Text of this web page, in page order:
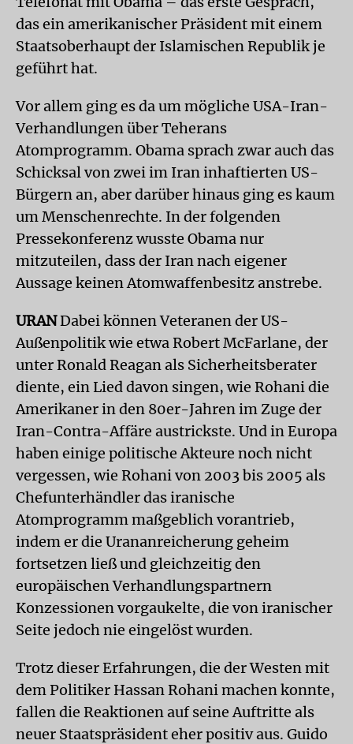
das ein amerikanischer Präsident mit einem
Staatsoberhaupt der Islamischen Republik je
geführt hat.
Vor allem ging es da um mögliche USA-Iran-
Verhandlungen über Teherans
Atomprogramm. Obama sprach zwar auch das
Schicksal von zwei im Iran inhaftierten US-
Bürgern an, aber darüber hinaus ging es kaum
um Menschenrechte. In der folgenden
Pressekonferenz wusste Obama nur
mitzuteilen, dass der Iran nach eigener
Aussage keinen Atomwaffenbesitz anstrebe.
URANDabei können Veteranen der US-
Außenpolitik wie etwa Robert McFarlane, der
unter Ronald Reagan als Sicherheitsberater
diente, ein Lied davon singen, wie Rohani die
Amerikaner in den 80er-Jahren im Zuge der
Iran-Contra-Affäre austrickste. Und in Europa
haben einige politische Akteure noch nicht
vergessen, wie Rohani von 2003 bis 2005 als
Chefunterhändler das iranische
Atomprogramm maßgeblich vorantrieb,
indem er die Urananreicherung geheim
fortsetzen ließ und gleichzeitig den
europäischen Verhandlungspartnern
Konzessionen vorgaukelte, die von iranischer
Seite jedoch nie eingelöst wurden.
Trotz dieser Erfahrungen, die der Westen mit
dem Politiker Hassan Rohani machen konnte,
fallen die Reaktionen auf seine Auftritte als
neuer Staatspräsident eher positiv aus. Guido